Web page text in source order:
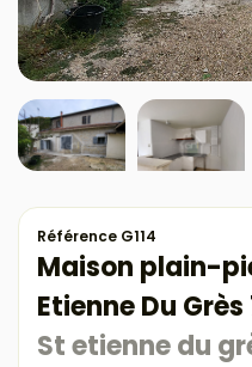
Référence G114
Maison plain-
Etienne Du
St etienne du